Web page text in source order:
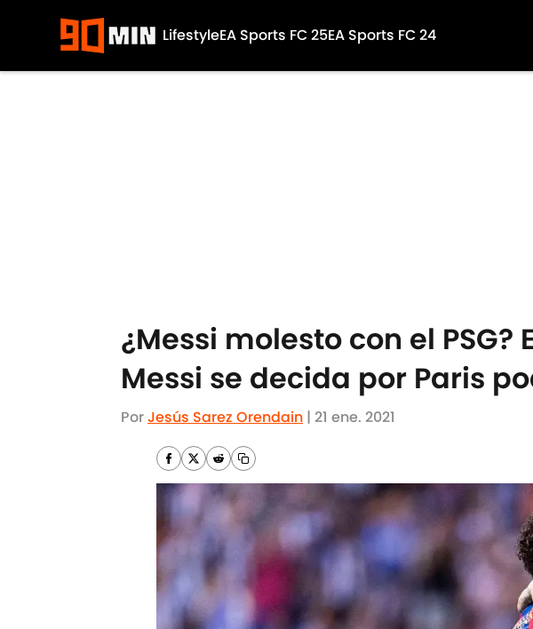
LifestyleEA Sports FC 25EA Sports FC 24
¿Messi molesto con el
Messi se decida por Paris
PorJesús Sarez Orendain | 21 ene. 2021